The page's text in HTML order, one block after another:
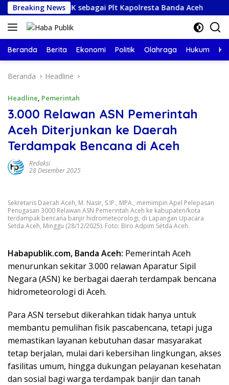
Langsung
ke
konten
Breaking News
Kabid TIK sebagai Plt Kapolresta Banda Aceh
Beranda Berita Ekonomi Politik Olahraga Hukum
Beranda Headline
Headline, Pemerintah
3.000 Relawan ASN Pemerintah
Aceh Diterjunkan ke Daerah
Terdampak Bencana di Aceh
Redaksi
28 Desember 2025
Sekretaris Daerah Aceh, M. Nasir, S.IP., MPA., memimpin Apel Pelepasan
Penugasan 3000 Relawan ASN Pemerintah Aceh ke kabupaten/kota
terdampak bencana banjir hidrometeorologi, di Lapangan Upacara
Setda Aceh, Minggu (28/12/2025). Foto: Biro Adpim Setda Aceh.
Habapublik.com, Banda Aceh: Pemerintah Aceh
menurunkan sekitar 3.000 relawan Aparatur Sipil
Negara (ASN) ke berbagai daerah terdampak bencana
hidrometeorologi di Aceh.
Para ASN tersebut dikerahkan tidak hanya untuk
membantu pemulihan fisik pascabencana, tetapi juga
memastikan layanan kebutuhan dasar masyarakat
tetap berjalan, mulai dari kebersihan lingkungan, akses
fasilitas umum, hingga dukungan pelayanan kesehatan
dan sosial bagi warga terdampak banjir dan tanah